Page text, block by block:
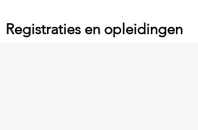
Registraties en opleidingen